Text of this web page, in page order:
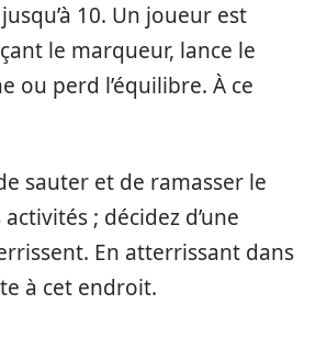
10. Un joueur est
le marqueur, lance le
ou perd l’équilibre. À ce
sauter et de ramasser le
; décidez d’une
En atterrissant dans
à cet endroit.